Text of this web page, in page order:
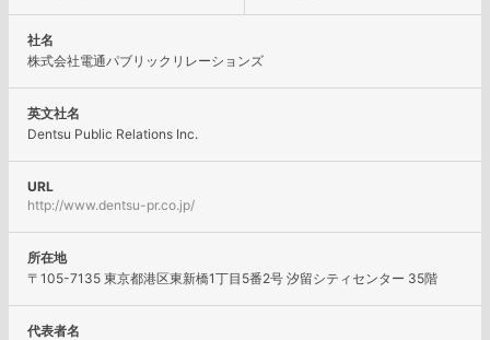
社名
株式会社電通パブリックリレーションズ
英文社名
Dentsu Public Relations Inc.
URL
http://www.dentsu-pr.co.jp/
所在地
〒105-7135 東京都港区東新橋1丁目5番2号 汐留シティセンター 35階
代表者名